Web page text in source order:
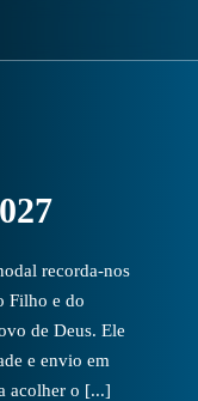
recorda-nos
Filho e do
de Deus. Ele
e envio em
acolher o [...]